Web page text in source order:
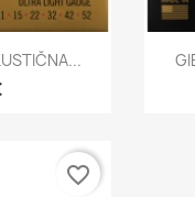
favorite_border